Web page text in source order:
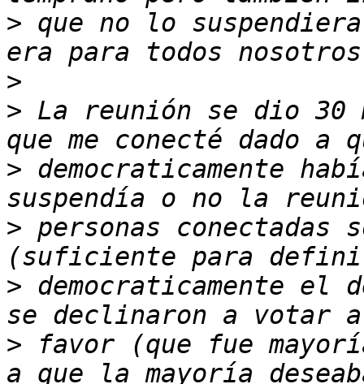
> que no lo
>
> La reunión se dio 30
> democraticamente
> personas conectadas
> democraticamente el
> favor (que fue